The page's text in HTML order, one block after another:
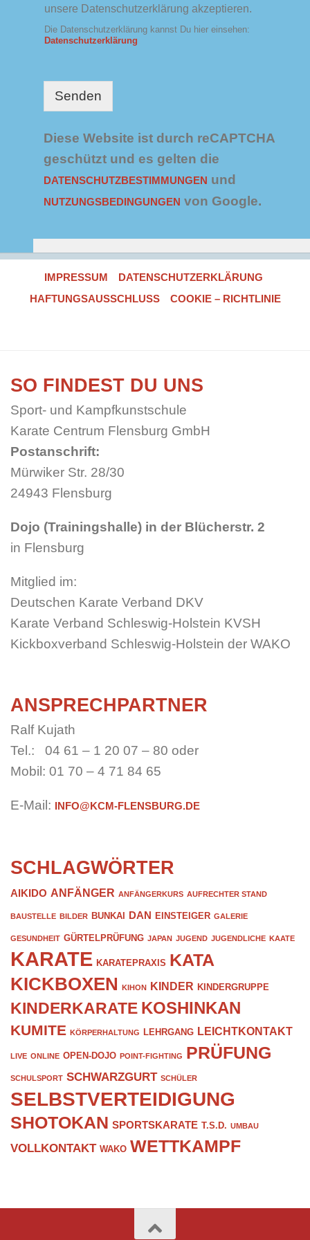
t
r
t
e
n
h
*
unsere Datenschutzerklärung akzeptieren.
Die Datenschutzerklärung kannst Du hier einsehen:
Datenschutzerklärung
Senden
Diese Website ist durch reCAPTCHA
geschützt und es gelten die
DATENSCHUTZBESTIMMUNGEN und
NUTZUNGSBEDINGUNGEN von Google.
IMPRESSUM
DATENSCHUTZERKLÄRUNG
HAFTUNGSAUSSCHLUSS
COOKIE – RICHTLINIE
SO FINDEST DU UNS
Sport- und Kampfkunstschule
Karate Centrum Flensburg GmbH
Postanschrift:
Mürwiker Str. 28/30
24943 Flensburg
Dojo (Trainingshalle) in der Blücherstr. 2
in Flensburg
Mitglied im:
Deutschen Karate Verband DKV
Karate Verband Schleswig-Holstein KVSH
Kickboxverband Schleswig-Holstein der WAKO
ANSPRECHPARTNER
Ralf Kujath
Tel.: 04 61 – 1 20 07 – 80 oder
Mobil: 01 70 – 4 71 84 65
E-Mail: INFO@KCM-FLENSBURG.DE
SCHLAGWÖRTER
AIKIDO ANFÄNGER ANFÄNGERKURS AUFRECHTER STAND
BAUSTELLE BILDER BUNKAI DAN EINSTEIGER GALERIE
GESUNDHEIT GÜRTELPRÜFUNG JAPAN JUGEND JUGENDLICHE KAATE
KARATE KARATEPRAXIS KATA
KICKBOXEN KIHON KINDER KINDERGRUPPE
KINDERKARATE KOSHINKAN
KUMITE KÖRPERHALTUNG LEHRGANG LEICHTKONTAKT
LIVE ONLINE OPEN-DOJO POINT-FIGHTING PRÜFUNG
SCHULSPORT SCHWARZGURT SCHÜLER
SELBSTVERTEIDIGUNG
SHOTOKAN SPORTSKARATE T.S.D. UMBAU
VOLLKONTAKT WAKO WETTKAMPF